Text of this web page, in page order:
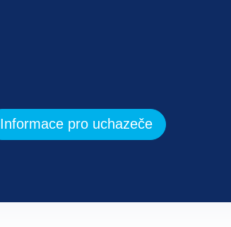
Informace pro uchazeče